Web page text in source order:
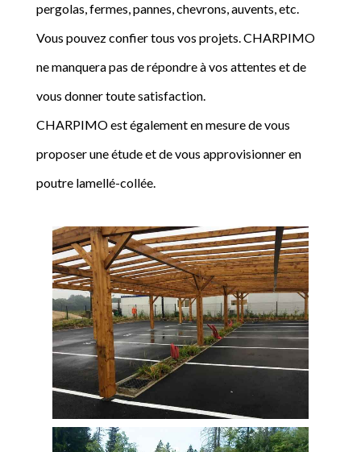
pergolas, fermes, pannes, chevrons, auvents, etc.
Vous pouvez confier tous vos projets. CHARPIMO
ne manquera pas de répondre à vos attentes et de
vous donner toute satisfaction.
CHARPIMO est également en mesure de vous
proposer une étude et de vous approvisionner en
poutre lamellé-collée.